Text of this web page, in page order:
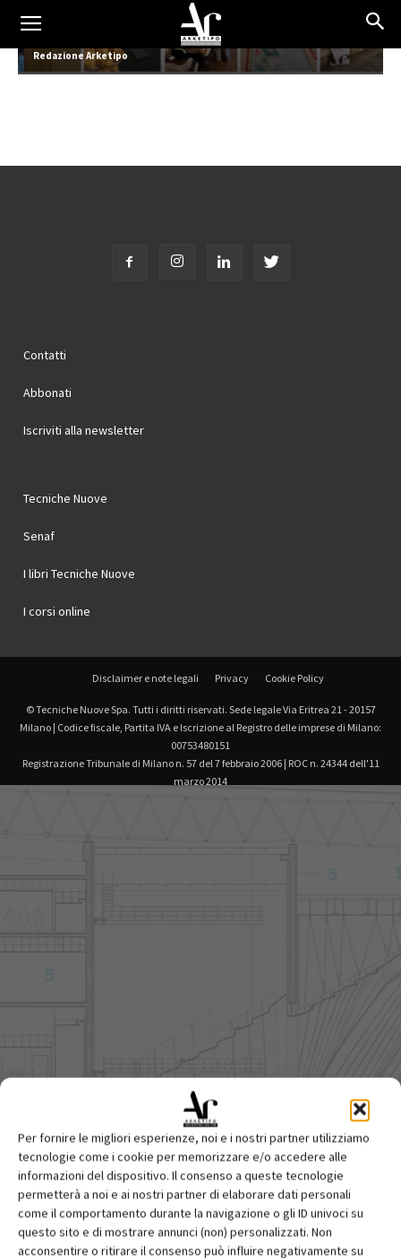
Per fornire le migliori esperienze, noi e i nostri partner utilizziamo
tecnologie come i cookie per memorizzare e/o accedere alle
informazioni del dispositivo. Il consenso a queste tecnologie
permetterà a noi e ai nostri partner di elaborare dati personali
come il comportamento durante la navigazione o gli ID univoci su
questo sito e di mostrare annunci (non) personalizzati. Non
acconsentire o ritirare il consenso può influire negativamente su
Tecniche Nuove incontra l’Ordine 2026
Redazione Arketipo
Contatti
Abbonati
Iscriviti alla newsletter
Tecniche Nuove
Senaf
I libri Tecniche Nuove
I corsi online
Disclaimer e note legali Privacy Cookie Policy
© Tecniche Nuove Spa. Tutti i diritti riservati. Sede legale Via Eritrea 21 - 20157
Milano | Codice fiscale, Partita IVA e Iscrizione al Registro delle imprese di Milano:
00753480151
Registrazione Tribunale di Milano n. 57 del 7 febbraio 2006 | ROC n. 24344 dell'11
marzo 2014